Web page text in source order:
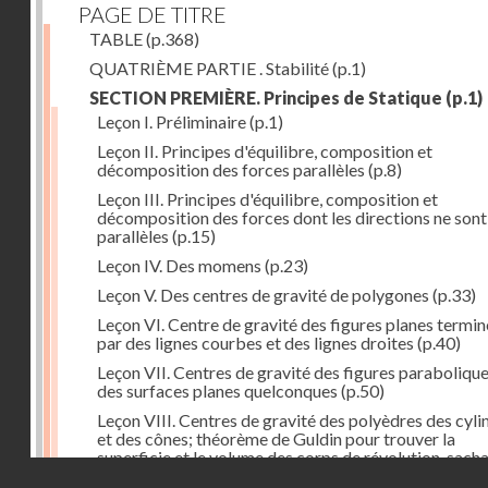
PAGE DE TITRE
TABLE(p.368)
QUATRIÈME PARTIE . Stabilité(p.1)
SECTION PREMIÈRE. Principes de Statique (p.1)
Leçon I. Préliminaire(p.1)
Leçon II. Principes d'équilibre, composition et
décomposition des forces parallèles (p.8)
Leçon III. Principes d'équilibre, composition et
décomposition des forces dont les directions ne
parallèles (p.15)
Leçon IV. Des momens (p.23)
Leçon V. Des centres de gravité de polygones (p.33)
Leçon VI. Centre de gravité des figures planes
par des lignes courbes et des lignes droites (p.40)
Leçon VII. Centres de gravité des figures
des surfaces planes quelconques (p.50)
Leçon VIII. Centres de gravité des polyèdres des
et des cônes; théorème de Guldin pour trouver la
superficie et le volume des corps de révolution,